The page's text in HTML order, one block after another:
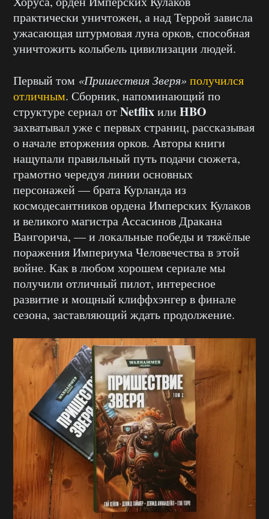
практически уничтожен, а над Террой зависла
ужасающая штурмовая луна орков, способная
уничтожить колыбель цивилизации людей.
Первый том «Пришествия Зверя»получился
отличным. Сборник, напоминающий по
структуре сериал отNetflixили HBO
захватывал уже с первых страниц, рассказывая
о начале вторжения орков. Авторы книги
нащупали правильный путь подачи сюжета,
грамотно чередуя линии основных
персонажей — брата Курланда из
космодесантников ордена Имперских Кулаков
и великого магистра Ассасинов Дракана
Вангорича, — и локальные победы и тяжёлые
поражения Империума Человечества в этой
войне. Как в любом хорошем сериале мы
получили отличный пилот, интересное
развитие и мощный клиффхэнгер в финале
сезона, заставляющий ждать продолжение.